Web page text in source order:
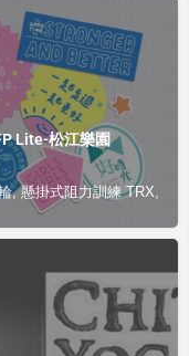
Lite-松江樂園
, 懸掛式阻力訓練 TRX, 地